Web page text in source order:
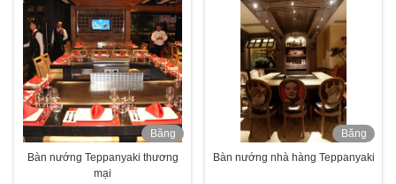
Băng
Bàn nướng Teppanyaki thương
mại
Băng
Bàn nướng nhà hàng Teppanyaki